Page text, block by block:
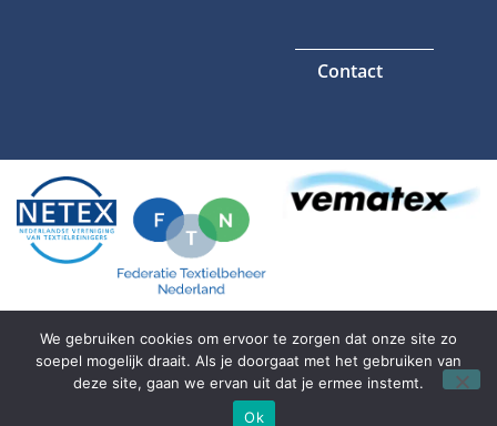
Contact
Algemene voorwaardenPrivacyverklaring
We gebruiken cookies om ervoor te zorgen dat onze site zo
soepel mogelijk draait. Als je doorgaat met het gebruiken van
deze site, gaan we ervan uit dat je ermee instemt.
Ok